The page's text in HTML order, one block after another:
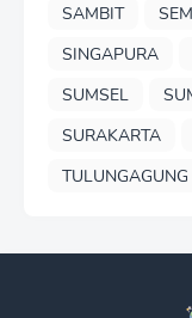
SAMBIT
SINGAPURA
SUMSEL
SURAKARTA
TULUNGAGUNG